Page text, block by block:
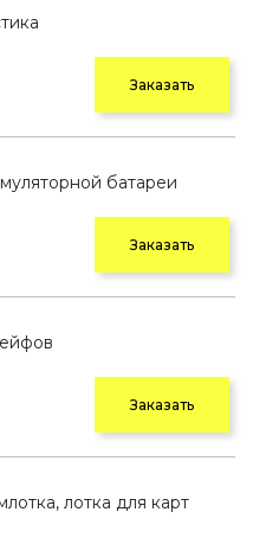
Заказать
батареи
Заказать
Заказать
лотка для карт